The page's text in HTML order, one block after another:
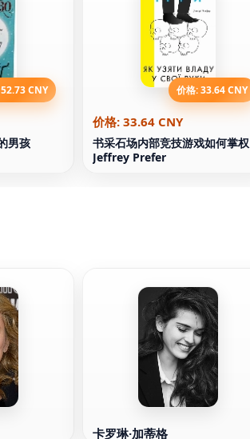
CNY
男孩
价格: 33.64 CNY
价格: 33.64 CNY
书采石场内部竞技游戏如何掌权
Jeffrey Prefer
卡罗琳·加蒂格